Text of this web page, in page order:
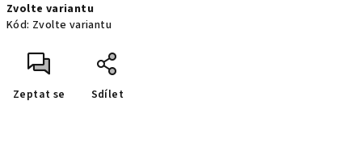
Zvolte variantu
Kód: Zvolte variantu
Zeptat se Sdílet